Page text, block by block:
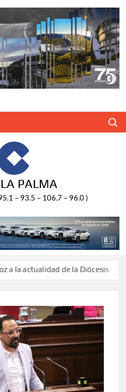
LA PALMA
– 93.5 – 106.7 – 96.0 )
actualidad de la Diócesis